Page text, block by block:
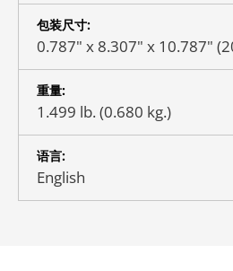
包装尺寸:
0.787" x 8.307" x 10.787"
重量:
1.499 lb. (0.680 kg.)
语言:
English